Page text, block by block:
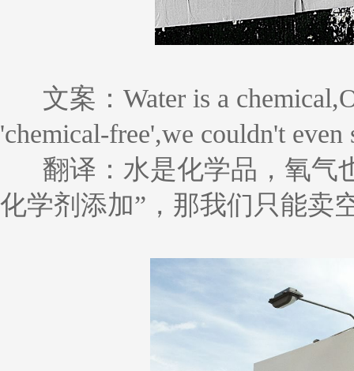
文案：Water is a
'chemical-free',we couldn't even
翻译：水是化学品，氧气
化学剂添加”，那我们只能卖